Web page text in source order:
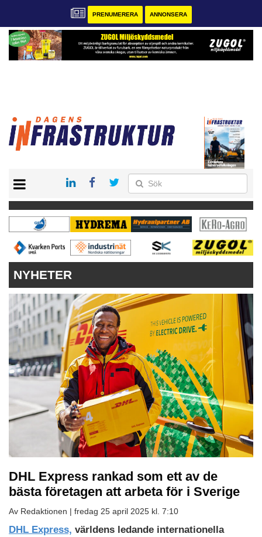
PRENUMERERA ANNONSERA
KONTAKT
VÅRA ANDRA MAGASIN
PRENUMERERA
ANNONSERA
NYHETER
DHL Express rankad som ett av de
bästa företagen att arbeta för i Sverige
Av Redaktionen | fredag 25 april 2025 kl. 7:10
DHL Express, världens ledande internationella